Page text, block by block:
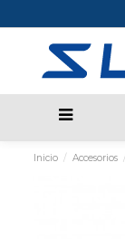
Inicio Accesorios